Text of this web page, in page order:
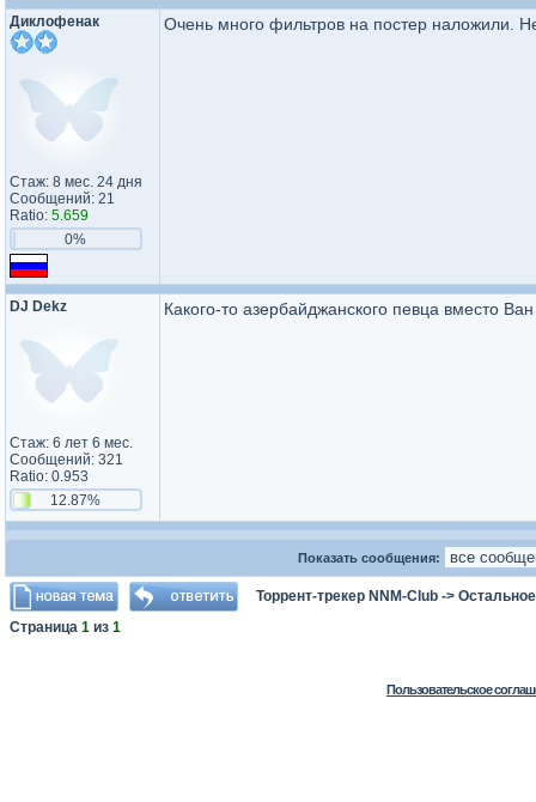
Диклофенак
Стаж: 8 мес. 24 дня
Сообщений: 21
Ratio: 5.659
0%
Очень много фильтров на постер наложили.
DJ Dekz
Стаж: 6 лет 6 мес.
Сообщений: 321
Ratio: 0.953
12.87%
Какого-то азербайджанского певца вместо
Показать сообщения:
Торрент-трекер NNM-Club -> Остальное
Страница 1 из 1
Пользовательское